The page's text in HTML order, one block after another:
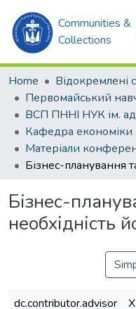
Communities &
Collections
Home
Бізнес-
необхідність
dc.contributor.advisor